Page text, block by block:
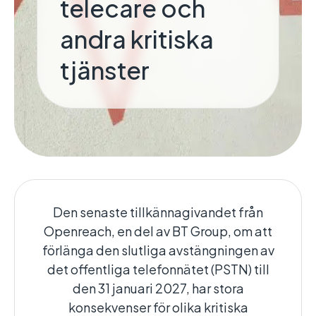
telecare och
andra kritiska
tjänster
Den senaste tillkännagivandet från
Openreach, en del av BT Group, om att
förlänga den slutliga avstängningen av
det offentliga telefonnätet (PSTN) till
den 31 januari 2027, har stora
konsekvenser för olika kritiska